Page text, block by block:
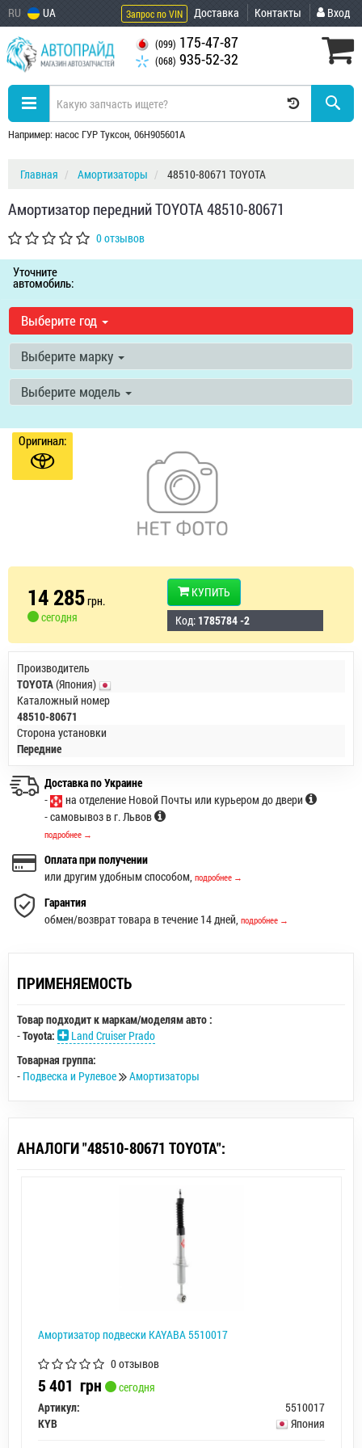
RU UA Запрос по VIN Доставка Контакты Вход
(099) 175-47-87
(068) 935-52-32
Например: насос ГУР Туксон, 06H905601A
Главная Амортизаторы 48510-80671 TOYOTA
Амортизатор передний TOYOTA 48510-80671
0 отзывов
Уточните
автомобиль:
Выберите год
Выберите марку
Выберите модель
Оригинал:
14 285грн.
сегодня
КУПИТЬ
Код: 1785784 -2
Производитель
TOYOTA(Япония)
Каталожный номер
48510-80671
Сторона установки
Передние
Доставка по Украине
-
на отделение Новой Почты или курьером до двери
- самовывоз в г. Львов
подробнее →
Оплата при получении
или другим удобным способом, подробнее →
Гарантия
обмен/возврат товара в течение 14 дней, подробнее →
ПРИМЕНЯЕМОСТЬ
Товар подходит к маркам/моделям авто :
-Toyota:
Land Cruiser Prado
Товарная группа:
- Подвеска и Рулевое Амортизаторы
АНАЛОГИ "48510-80671 TOYOTA":
Амортизатор подвески KAYABA 5510017
0 отзывов
5 401 грн
сегодня
Артикул:
5510017
KYB
Япония